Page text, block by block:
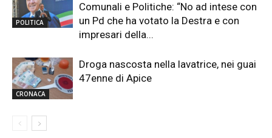
POLITICA
Comunali e Politiche: “No ad intese con
un Pd che ha votato la Destra e con
impresari della...
CRONACA
Droga nascosta nella lavatrice, nei guai
47enne di Apice